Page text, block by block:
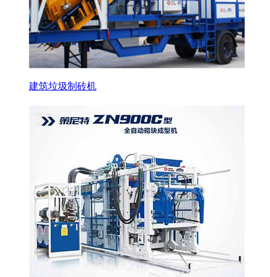
建筑垃圾制砖机